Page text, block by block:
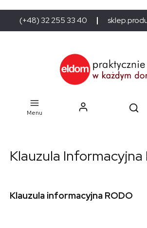
(+48) 32 255 33 40
Menu
Klauzula Informacyjna
Klauzula informacyjna RODO